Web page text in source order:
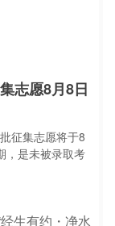
志愿8月8日
征集志愿将于8
，是未被录取考